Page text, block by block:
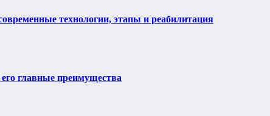
технологии, этапы и реабилитация
главные преимущества